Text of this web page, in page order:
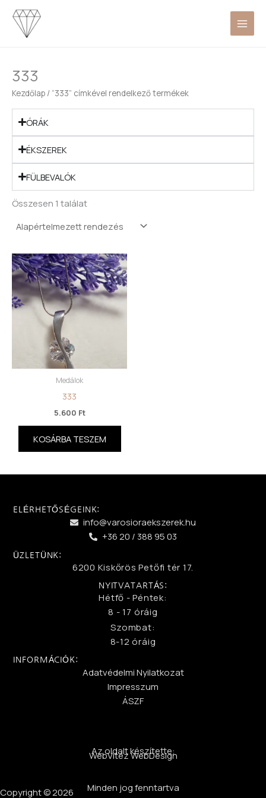
Skip
content
333
Kezdőlap / “333” címkével rendelkező termékek
ÓRÁK
ÉKSZEREK
FÜLBEVALÓK
Összesen 1 találat
Medálok
333
5.600 Ft
KOSÁRBA TESZEM
ELÉRHETŐSÉGEINK:
info@varosioraekszerek.hu
+36 20 / 388 95 03
ÜZLETÜNK:
6200 Kiskőrös Petőfi tér 17.
NYITVATARTÁS:
Hétfő - Péntek:
8 - 17 óráig
Szombat:
8-12 óráig
INFORMÁCIÓK:
Adatvédelmi Nyilatkozat
Impresszum
ÁSZF
Az oldalt készítette:
WebVitéz WebDesign
Minden jog fenntartva
Copyright © 2026